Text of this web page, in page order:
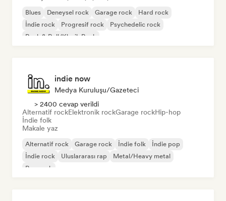
Blues Deneysel rock Garage rock
Hard rock
İndie rock
Progresif rock
Psychedelic rock
Rock & Roll/Klasik Rock
indie now
Medya Kuruluşu/Gazeteci
> 2400 cevap verildi
Alternatif rockElektronik rockGarage rockHip-hop
İndie folk
Makale yaz
Alternatif rock Garage rock İndie folk
İndie pop
İndie rock
Uluslararası rap
Metal/Heavy metal
Pop rock